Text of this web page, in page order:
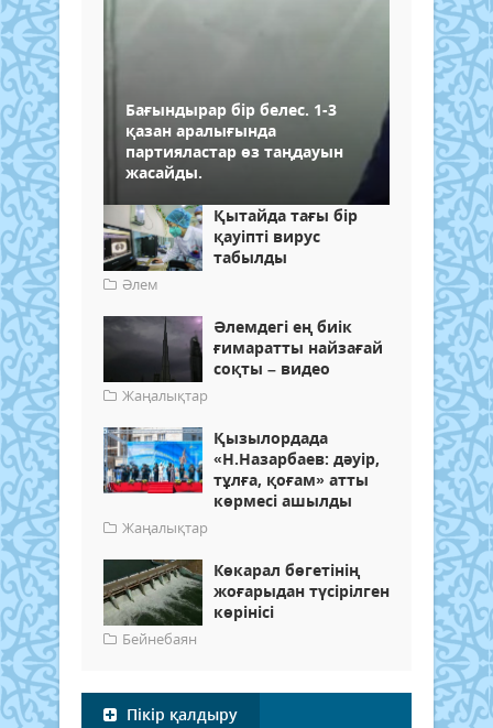
Бағындырар бір белес. 1-3
қазан аралығында
партияластар өз таңдауын
жасайды.
Қытайда тағы бір
қауіпті вирус
табылды
Әлем
Әлемдегі ең биік
ғимаратты найзағай
соқты – видео
Жаңалықтар
Қызылордада
«Н.Назарбаев: дәуір,
тұлға, қоғам» атты
көрмесі ашылды
Жаңалықтар
Көкарал бөгетінің
жоғарыдан түсірілген
көрінісі
Бейнебаян
Пікір қалдыру